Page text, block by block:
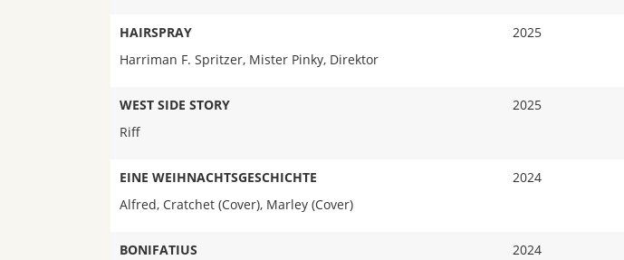
HAIRSPRAY
Harriman F. Spritzer, Mister Pinky, Direktor
2025
WEST SIDE STORY
Riff
2025
EINE WEIHNACHTSGESCHICHTE
Alfred, Cratchet (Cover), Marley (Cover)
2024
BONIFATIUS
2024